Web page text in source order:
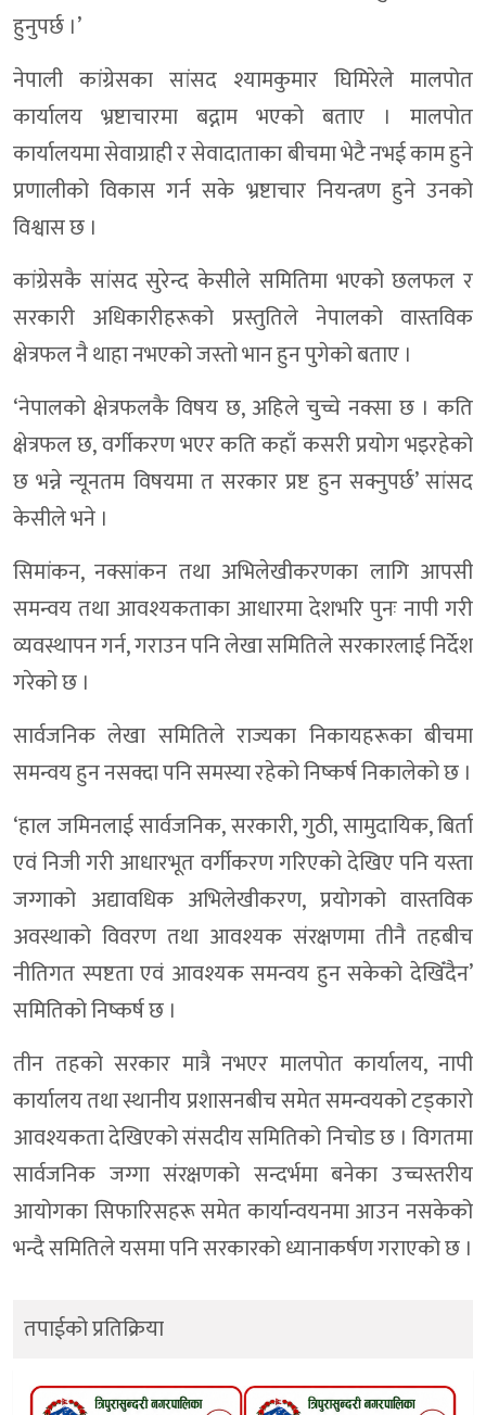
हुनुपर्छ ।’
नेपाली कांग्रेसका सांसद श्यामकुमार घिमिरेले मालपोत
कार्यालय भ्रष्टाचारमा बद्नाम भएको बताए । मालपोत
कार्यालयमा सेवाग्राही र सेवादाताका बीचमा भेटै नभई काम हुने
प्रणालीको विकास गर्न सके भ्रष्टाचार नियन्त्रण हुने उनको
विश्वास छ ।
कांग्रेसकै सांसद सुरेन्द केसीले समितिमा भएको छलफल र
सरकारी अधिकारीहरूको प्रस्तुतिले नेपालको वास्तविक
क्षेत्रफल नै थाहा नभएको जस्तो भान हुन पुगेको बताए ।
‘नेपालको क्षेत्रफलकै विषय छ, अहिले चुच्चे नक्सा छ । कति
क्षेत्रफल छ, वर्गीकरण भएर कति कहाँ कसरी प्रयोग भइरहेको
छ भन्ने न्यूनतम विषयमा त सरकार प्रष्ट हुन सक्नुपर्छ’ सांसद
केसीले भने ।
सिमांकन, नक्सांकन तथा अभिलेखीकरणका लागि आपसी
समन्वय तथा आवश्यकताका आधारमा देशभरि पुनः नापी गरी
व्यवस्थापन गर्न, गराउन पनि लेखा समितिले सरकारलाई निर्देश
गरेको छ ।
सार्वजनिक लेखा समितिले राज्यका निकायहरूका बीचमा
समन्वय हुन नसक्दा पनि समस्या रहेको निष्कर्ष निकालेको छ ।
‘हाल जमिनलाई सार्वजनिक, सरकारी, गुठी, सामुदायिक, बिर्ता
एवं निजी गरी आधारभूत वर्गीकरण गरिएको देखिए पनि यस्ता
जग्गाको अद्यावधिक अभिलेखीकरण, प्रयोगको वास्तविक
अवस्थाको विवरण तथा आवश्यक संरक्षणमा तीनै तहबीच
नीतिगत स्पष्टता एवं आवश्यक समन्वय हुन सकेको देखिँदैन’
समितिको निष्कर्ष छ ।
तीन तहको सरकार मात्रै नभएर मालपोत कार्यालय, नापी
कार्यालय तथा स्थानीय प्रशासनबीच समेत समन्वयको टड्कारो
आवश्यकता देखिएको संसदीय समितिको निचोड छ । विगतमा
सार्वजनिक जग्गा संरक्षणको सन्दर्भमा बनेका उच्चस्तरीय
आयोगका सिफारिसहरू समेत कार्यान्वयनमा आउन नसकेको
भन्दै समितिले यसमा पनि सरकारको ध्यानाकर्षण गराएको छ ।
तपाईको प्रतिक्रिया